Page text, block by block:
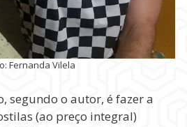
Fernanda Vilela
segundo o autor, é fazer a
(ao preço integral)